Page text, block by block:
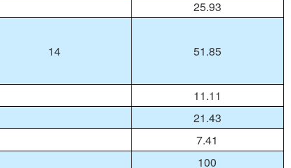
25.93
14
51.85
11.11
21.43
7.41
100